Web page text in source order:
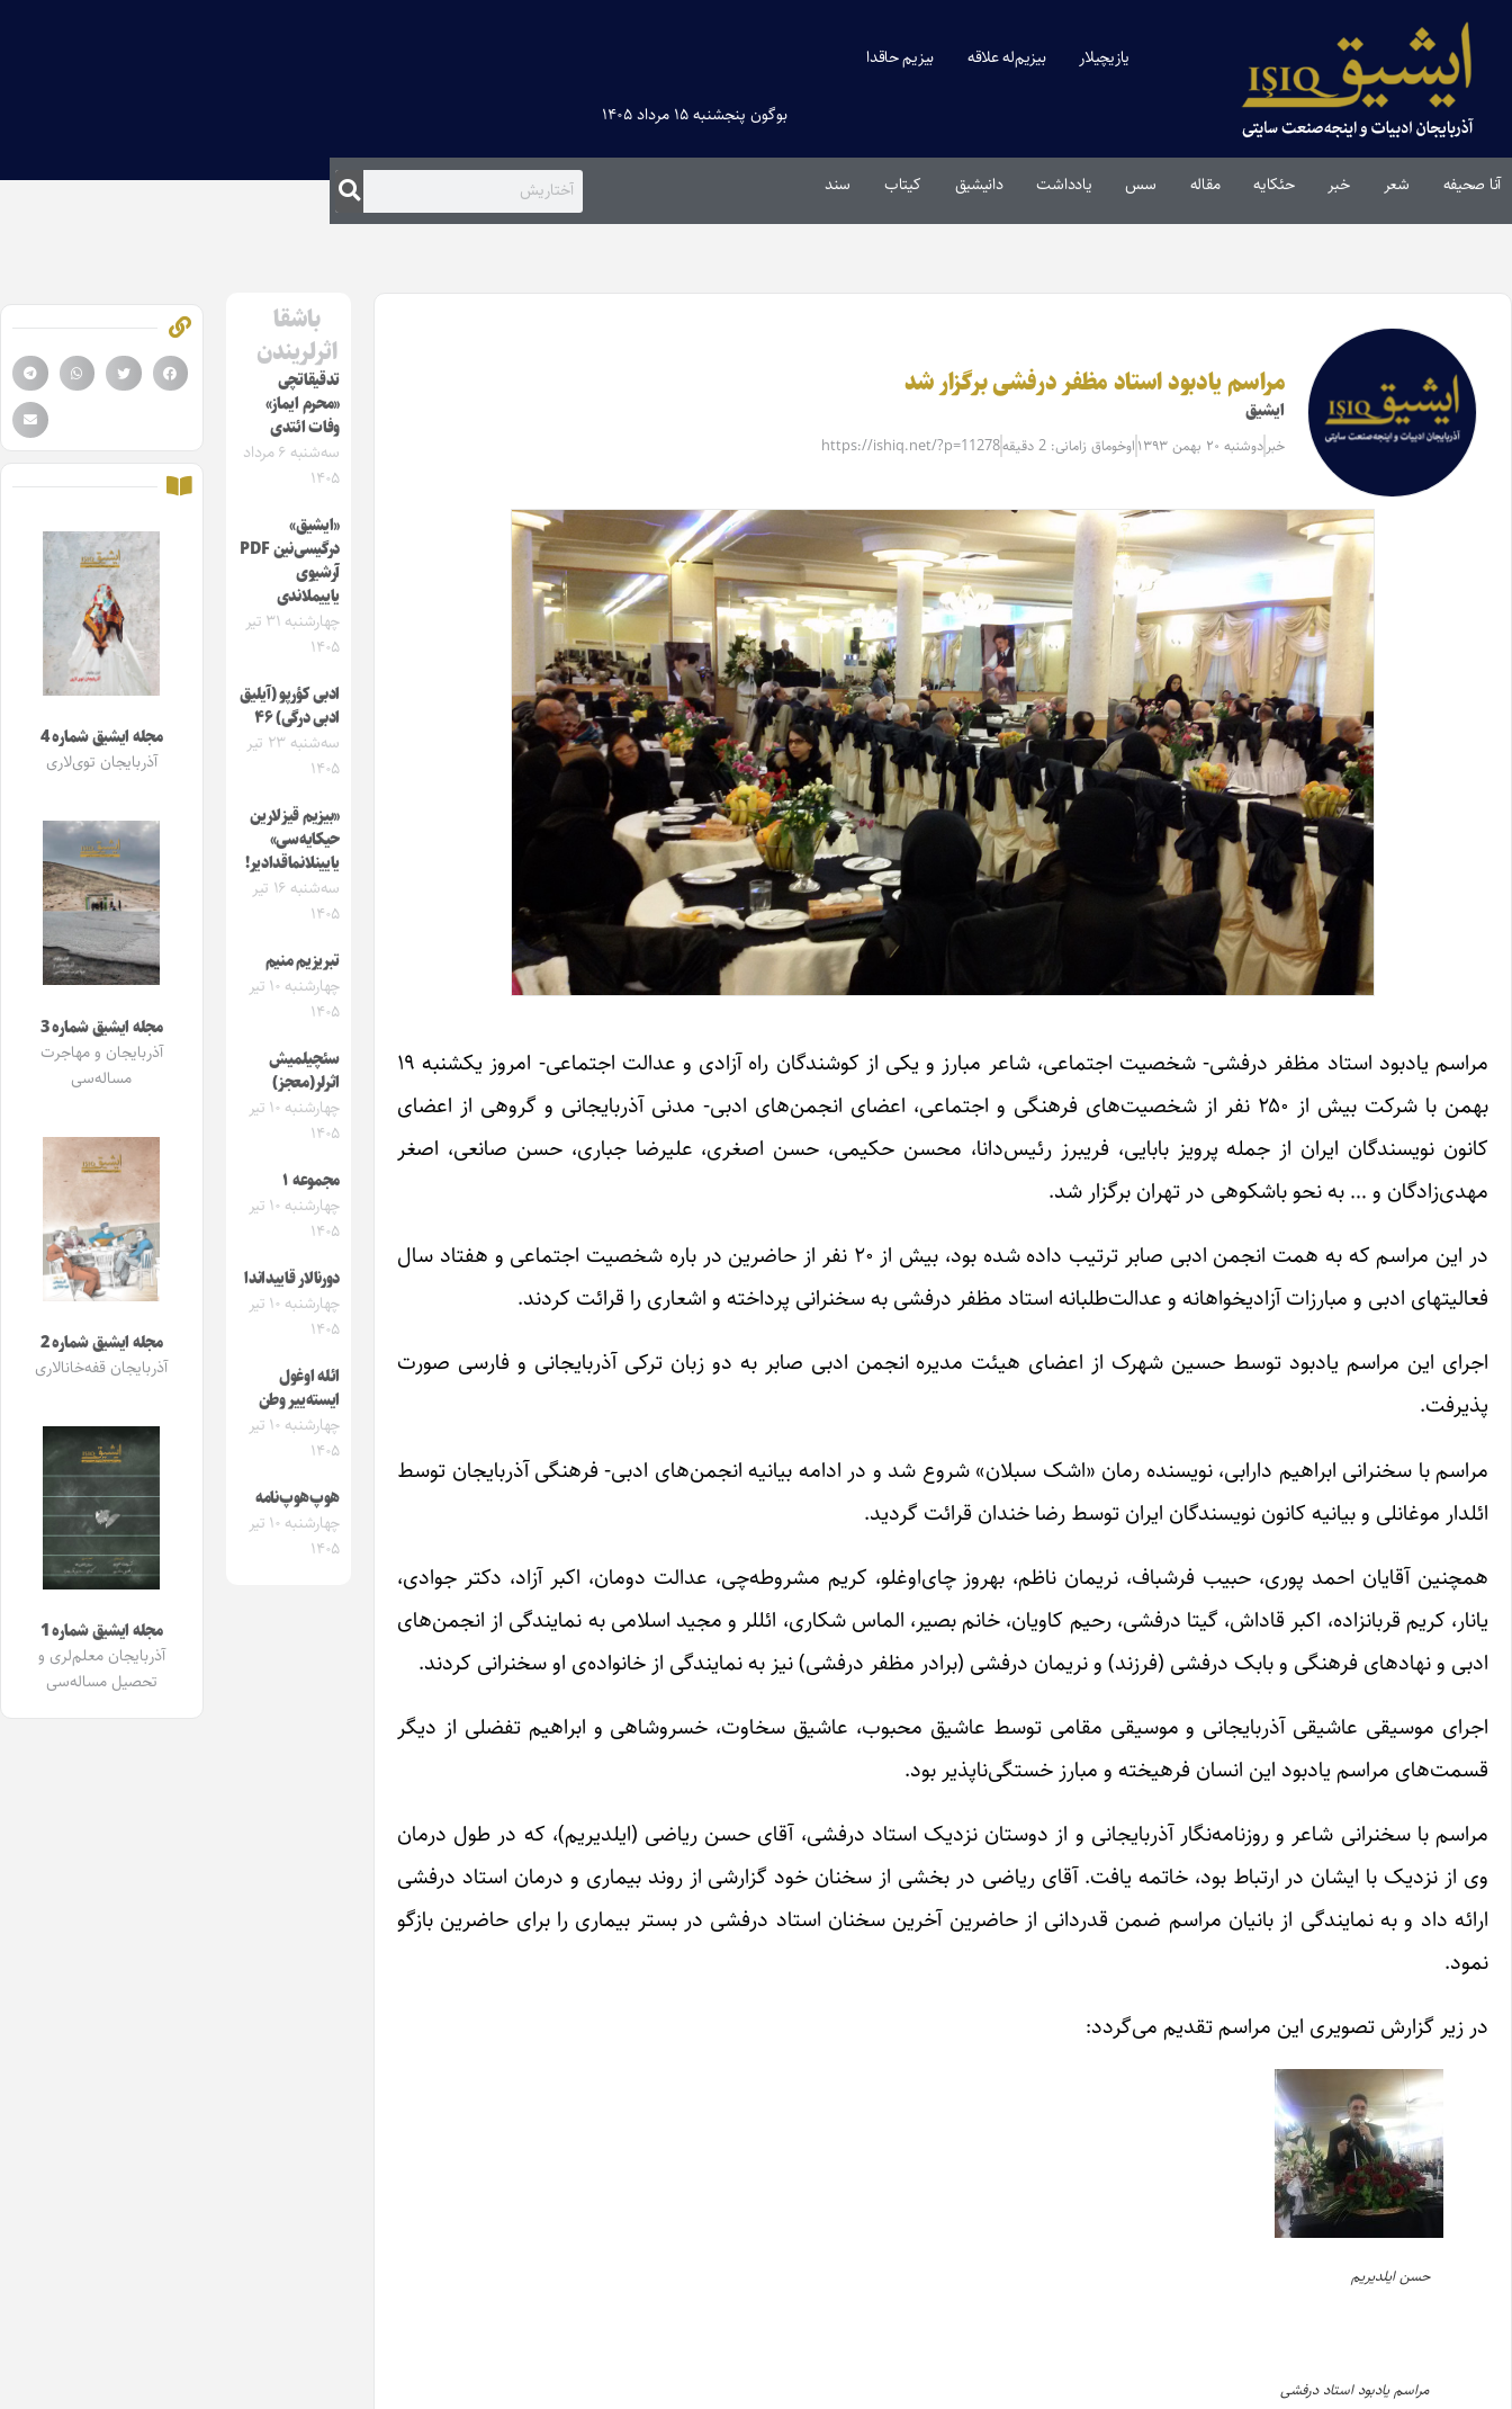
یازیچیلار بیزیم‌له علاقه بیزیم حاقدا
بوگون پنجشنبه ۱۵ مرداد ۱۴۰۵
آنا صحیفه شعر خبر حئکایه مقاله‌ سس یادداشت دانیشیق کیتاب سند
مراسم یادبود استاد مظفر درفشی برگزار شد
ایشیق
خبر دوشنبه ۲۰ بهمن ۱۳۹۳ اوخوماق زامانی: 2 دقیقه https://ishiq.net/?p=11278
مراسم یادبود استاد مظفر درفشی- شخصیت اجتماعی، شاعر مبارز و یکی از کوشندگان راه آزادی و عدالت اجتماعی- امروز یکشنبه ۱۹
بهمن با شرکت بیش از ۲۵۰ نفر از شخصیت‌های فرهنگی و اجتماعی، اعضای انجمن‌های ادبی- مدنی آذربایجانی و گروهی از اعضای
کانون نویسندگان ایران از جمله پرویز بابایی، فریبرز رئیس‌دانا، محسن حکیمی، حسن اصغری، علیرضا جباری، حسن صانعی، اصغر
مهدی‌زادگان و … به نحو باشکوهی در تهران برگزار شد.
در این مراسم که به همت انجمن‌ ادبی صابر ترتیب داده شده بود، بیش از ۲۰ نفر از حاضرین در باره شخصیت اجتماعی و هفتاد سال
فعالیتهای ادبی و مبارزات آزادیخواهانه و عدالت‌طلبانه استاد مظفر درفشی به سخنرانی پرداخته و اشعاری را قرائت کردند.
اجرای این مراسم یادبود توسط حسین شهرک از اعضای هیئت مدیره انجمن ادبی صابر به دو زبان ترکی آذربایجانی و فارسی صورت
پذیرفت.
مراسم با سخنرانی ابراهیم دارابی، نویسنده رمان «اشک سبلان» شروع شد و در ادامه بیانیه انجمن‌های ادبی- فرهنگی آذربایجان توسط
ائلدار موغانلی و بیانیه کانون نویسندگان ایران توسط رضا خندان قرائت گردید.
همچنین آقایان احمد پوری، حبیب فرشباف، نریمان ناظم، بهروز چای‌اوغلو، کریم مشروطه‌چی، عدالت دومان، اکبر آزاد، دکتر جوادی،
یانار، کریم قربانزاده، اکبر قاداش، گیتا درفشی، رحیم کاویان، خانم بصیر، الماس شکاری، ائللر و مجید اسلامی به نمایندگی از انجمن‌های
ادبی و نهادهای فرهنگی و بابک درفشی (فرزند) و نریمان درفشی (برادر مظفر درفشی) نیز به نمایندگی از خانواده‌ی او سخنرانی کردند.
اجرای موسیقی عاشیقی آذربایجانی و موسیقی مقامی توسط عاشیق محبوب، عاشیق سخاوت، خسروشاهی و ابراهیم تفضلی از دیگر
قسمت‌های مراسم یادبود این انسان فرهیخته و مبارز خستگی‌ناپذیر بود.
مراسم با سخنرانی شاعر و روزنامه‌نگار آذربایجانی و از دوستان نزدیک استاد درفشی، آقای حسن ریاضی (ایلدیریم)، که در طول درمان
وی از نزدیک با ایشان در ارتباط بود، خاتمه یافت. آقای ریاضی در بخشی از سخنان خود گزارشی از روند بیماری و درمان استاد درفشی
ارائه داد و به نمایندگی از بانیان مراسم ضمن قدردانی از حاضرین آخرین سخنان استاد درفشی در بستر بیماری را برای حاضرین بازگو
نمود.
در زیر گزارش تصویری این مراسم تقدیم می‌گردد:
حسن ایلدیریم
مراسم یادبود استاد درفشی
باشقا
اثرلریندن
تدقیقاتچی
«محرم ایماز»
وفات ائتدی
سه‌شنبه ۶ مرداد
۱۴۰۵
«ایشیق»
درگیسی‌نین PDF
آرشیوی
یاییملاندی
چهارشنبه ۳۱ تیر
۱۴۰۵
ادبی کؤرپو (آیلیق
ادبی درگی) ۴۶
سه‌شنبه ۲۳ تیر
۱۴۰۵
«بیزیم قیزلارین
حیکایه‌سی»
یایینلانماقدادیر!
سه‌شنبه ۱۶ تیر
۱۴۰۵
تبریزیم منیم
چهارشنبه ۱۰ تیر
۱۴۰۵
سئچیلمیش
اثرلر(معجز)
چهارشنبه ۱۰ تیر
۱۴۰۵
مجموعه ۱
چهارشنبه ۱۰ تیر
۱۴۰۵
دورنالار قاییداندا
چهارشنبه ۱۰ تیر
۱۴۰۵
ائله اوغول
ایسته‌ییر وطن
چهارشنبه ۱۰ تیر
۱۴۰۵
هوپ‌هوپ‌نامه
چهارشنبه ۱۰ تیر
۱۴۰۵
مجله ایشیق شماره 4
آذربایجان توی‌لاری
مجله ایشیق شماره 3
آذربایجان و مهاجرت
مساله‌سی
مجله ایشیق شماره 2
آذربایجان قفه‌خانالاری
مجله ایشیق شماره 1
آذربایجان معلم‌لری و
تحصیل مساله‌سی